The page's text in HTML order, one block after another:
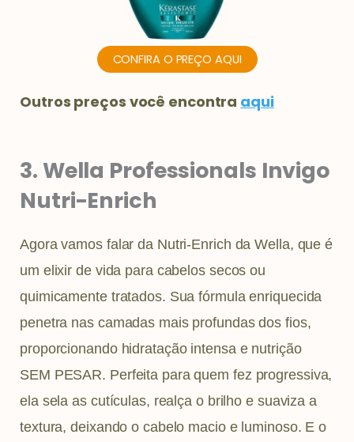
CONFIRA O PREÇO AQUI
Outros preços você encontra aqui
3. Wella Professionals Invigo
Nutri-Enrich
Agora vamos falar da Nutri-Enrich da Wella, que é
um elixir de vida para cabelos secos ou
quimicamente tratados. Sua fórmula enriquecida
penetra nas camadas mais profundas dos fios,
proporcionando hidratação intensa e nutrição
SEM PESAR. Perfeita para quem fez progressiva,
ela sela as cutículas, realça o brilho e suaviza a
textura, deixando o cabelo macio e luminoso. E o